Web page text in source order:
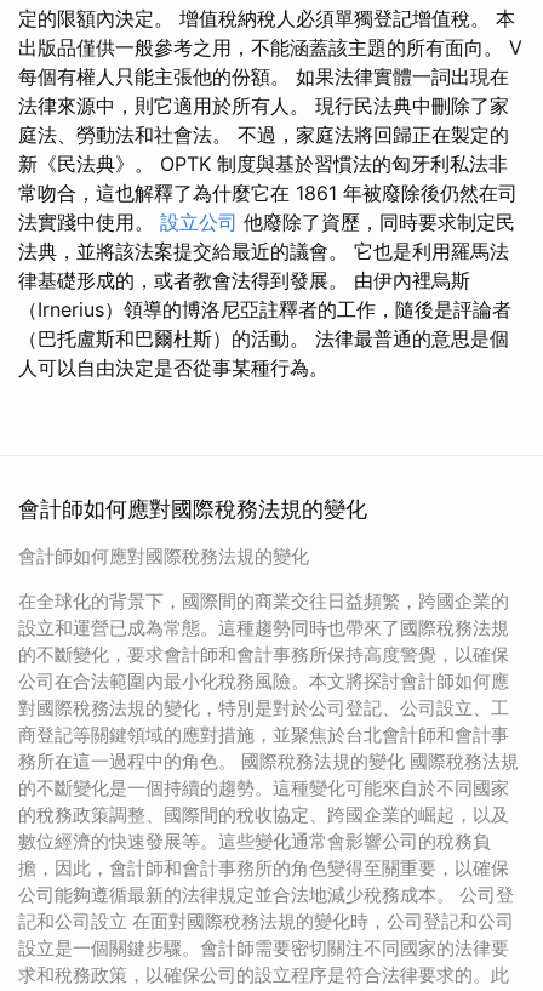
定的限額內決定。 增值稅納稅人必須單獨登記增值稅。 本
出版品僅供一般參考之用，不能涵蓋該主題的所有面向。 V
每個有權人只能主張他的份額。 如果法律實體一詞出現在
法律來源中，則它適用於所有人。 現行民法典中刪除了家
庭法、勞動法和社會法。 不過，家庭法將回歸正在製定的
新《民法典》。 OPTK 制度與基於習慣法的匈牙利私法非
常吻合，這也解釋了為什麼它在 1861 年被廢除後仍然在司
法實踐中使用。 設立公司 他廢除了資歷，同時要求制定民
法典，並將該法案提交給最近的議會。 它也是利用羅馬法
律基礎形成的，或者教會法得到發展。 由伊內裡烏斯
（Irnerius）領導的博洛尼亞註釋者的工作，隨後是評論者
（巴托盧斯和巴爾杜斯）的活動。 法律最普通的意思是個
人可以自由決定是否從事某種行為。
會計師如何應對國際稅務法規的變化
會計師如何應對國際稅務法規的變化
在全球化的背景下，國際間的商業交往日益頻繁，跨國企業的
設立和運營已成為常態。這種趨勢同時也帶來了國際稅務法規
的不斷變化，要求會計師和會計事務所保持高度警覺，以確保
公司在合法範圍內最小化稅務風險。本文將探討會計師如何應
對國際稅務法規的變化，特別是對於公司登記、公司設立、工
商登記等關鍵領域的應對措施，並聚焦於台北會計師和會計事
務所在這一過程中的角色。 國際稅務法規的變化 國際稅務法規
的不斷變化是一個持續的趨勢。這種變化可能來自於不同國家
的稅務政策調整、國際間的稅收協定、跨國企業的崛起，以及
數位經濟的快速發展等。這些變化通常會影響公司的稅務負
擔，因此，會計師和會計事務所的角色變得至關重要，以確保
公司能夠遵循最新的法律規定並合法地減少稅務成本。 公司登
記和公司設立 在面對國際稅務法規的變化時，公司登記和公司
設立是一個關鍵步驟。會計師需要密切關注不同國家的法律要
求和稅務政策，以確保公司的設立程序是符合法律要求的。此